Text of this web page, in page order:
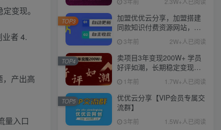
变现。
者 4.
，产出高
量入口
加盟优优云分享，加盟搭建
同款知识付费资源网站，实
现长期稳定被动收入~
3年前 2W+人已阅读
TOP3
卖项目3年变现200W+ 学员
好评如潮，长期稳定变现，
可以一直干到老！
1年前 1.7W+人已阅读
TOP4
优优云分享【VIP会员专属交
流群】
3年前 1.5W+人已阅读
TOP5